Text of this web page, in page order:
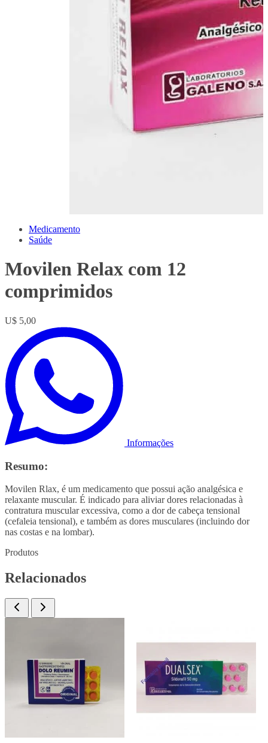
Medicamento
Saúde
Movilen Relax com 12
comprimidos
U$ 5,00
Informações
Resumo:
Movilen Rlax, é um medicamento que possui ação analgésica e
relaxante muscular. É indicado para aliviar dores relacionadas à
contratura muscular excessiva, como a dor de cabeça tensional
(cefaleia tensional), e também as dores musculares (incluindo dor
nas costas e na lombar).
Produtos
Relacionados